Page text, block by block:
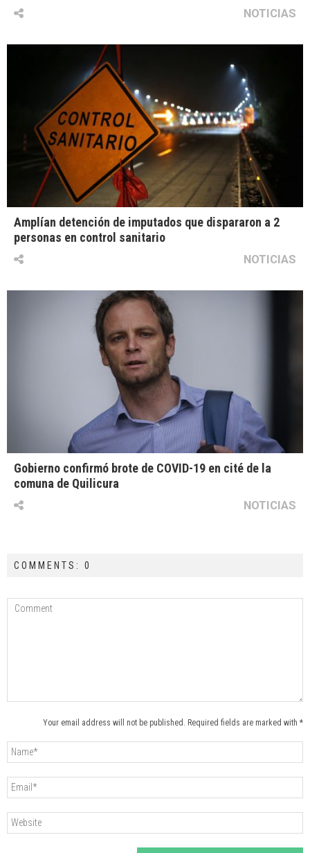
NOTICIAS
Amplían detención de imputados que dispararon a 2
personas en control sanitario
NOTICIAS
Gobierno confirmó brote de COVID-19 en cité de la
comuna de Quilicura
NOTICIAS
COMMENTS: 0
Your email address will not be published. Required fields are marked with *